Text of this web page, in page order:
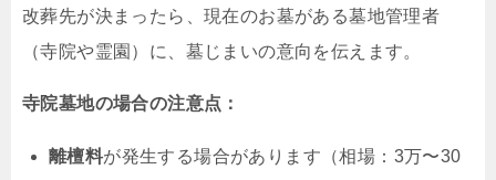
改葬先が決まったら、現在のお墓がある墓地管理者
（寺院や霊園）に、墓じまいの意向を伝えます。
寺院墓地の場合の注意点：
離檀料が発生する場合があります（相場：3万〜30